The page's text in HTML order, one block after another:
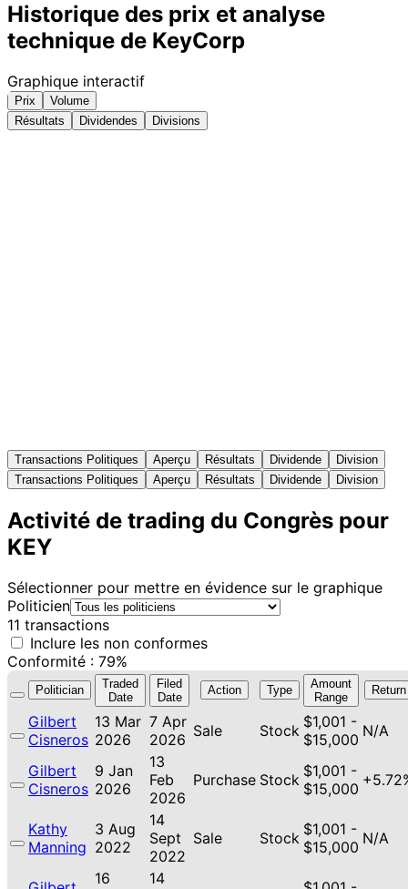
Historique des prix et analyse
technique de KeyCorp
Graphique interactif
Prix
Volume
Résultats
Dividendes Divisions
Transactions Politiques Aperçu Résultats Dividende
Division
Transactions Politiques
Aperçu Résultats Dividende Division
Activité de trading du Congrès pour
KEY
Sélectionner pour mettre en évidence sur le graphique
Politicien
11 transactions
Inclure les non conformes
Conformité : 79%
Politician
Traded
Date
Filed
Date
Action Type
Amount
Range
Return
Gilbert
Cisneros
13 Mar
2026
7 Apr
2026 Sale Stock $1,001 -
$15,000 N/A
Gilbert
Cisneros
9 Jan
2026
13
Feb
2026
Purchase Stock $1,001 -
$15,000
Kathy
Manning
3 Aug
2022
14
Sept
2022
Sale Stock $1,001 -
$15,000 N/A
16
14